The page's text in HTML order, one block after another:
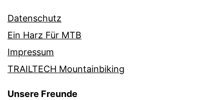
Datenschutz
Ein Harz Für MTB
Impressum
TRAILTECH Mountainbiking
Unsere Freunde